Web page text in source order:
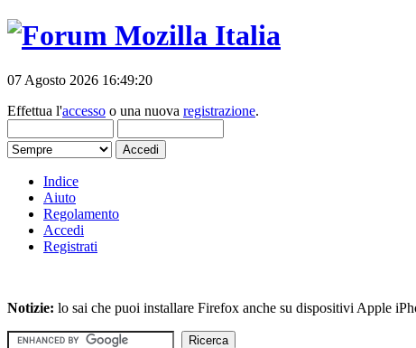
07 Agosto 2026 16:49:20
Effettua l'accesso o una nuova registrazione.
Indice
Aiuto
Regolamento
Accedi
Registrati
Notizie: lo sai che puoi installare Firefox anche su dispositivi Apple